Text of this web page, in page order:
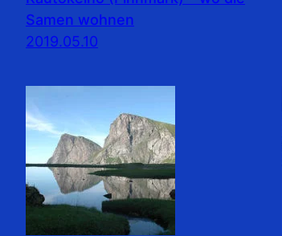
Samen wohnen
2019.05.10